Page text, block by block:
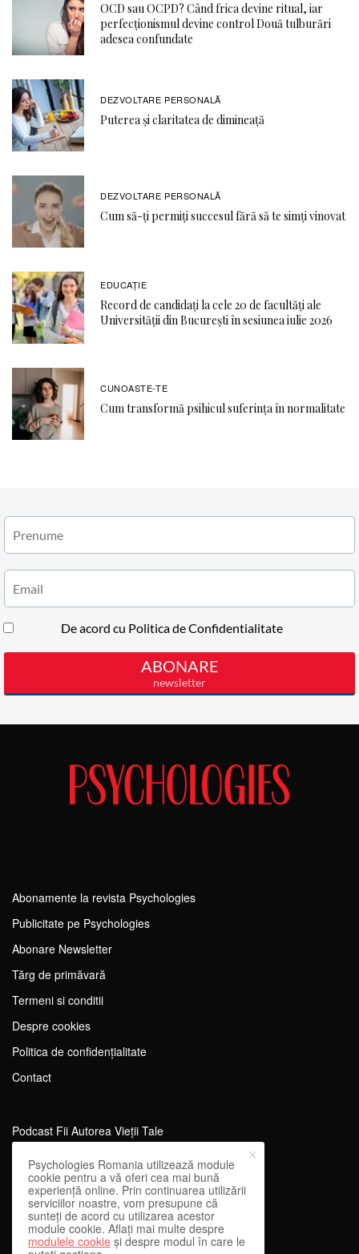
OCD sau OCPD? Când frica devine ritual, iar
perfecționismul devine control Două tulburări
adesea confundate
DEZVOLTARE PERSONALĂ
Puterea și claritatea de dimineață
DEZVOLTARE PERSONALĂ
Cum să-ți permiți succesul fără să te simți vinovat
EDUCAŢIE
Record de candidați la cele 20 de facultăți ale
Universității din București în sesiunea iulie 2026
CUNOASTE-TE
Cum transformă psihicul suferința în normalitate
Abonamente la revista Psychologies
Publicitate pe Psychologies
Abonare Newsletter
Tărg de primăvară
Termeni si conditii
Despre cookies
Politica de confidențialitate
Contact
Podcast Fii Autorea Vieții Tale
Evenimente Fii Autoarea Vieții Tale!
SportEdu
Antrenament Mental pentru Sportivi
Learning Network
Psychologies Romania utilizează module
cookie pentru a vă oferi cea mai bună
experiență online. Prin continuarea utilizării
serviciilor noastre, vom presupune că
sunteți de acord cu utilizarea acestor
module cookie. Aflați mai multe despre
modulele cookie și despre modul în care le